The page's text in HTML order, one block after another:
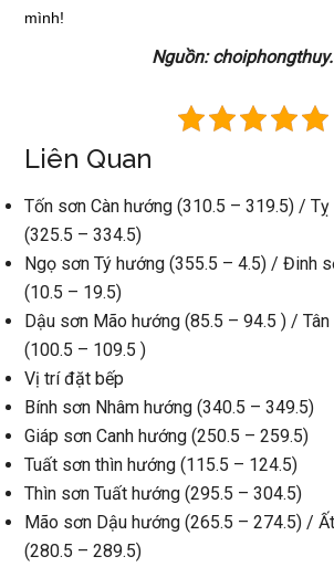
mình!
Nguồn:
Liên Quan
Tốn sơn Càn hướng (310.5 – 319.5) /
(325.5 – 334.5)
Ngọ sơn Tý hướng (355.5 – 4.5) / Đinh
(10.5 – 19.5)
Dậu sơn Mão hướng (85.5 – 94.5 ) /
(100.5 – 109.5 )
Vị trí đặt bếp
Bính sơn Nhâm hướng (340.5 – 349.5)
Giáp sơn Canh hướng (250.5 – 259.5)
Tuất sơn thìn hướng (115.5 – 124.5)
Thìn sơn Tuất hướng (295.5 – 304.5)
Mão sơn Dậu hướng (265.5 – 274.5) /
(280.5 – 289.5)